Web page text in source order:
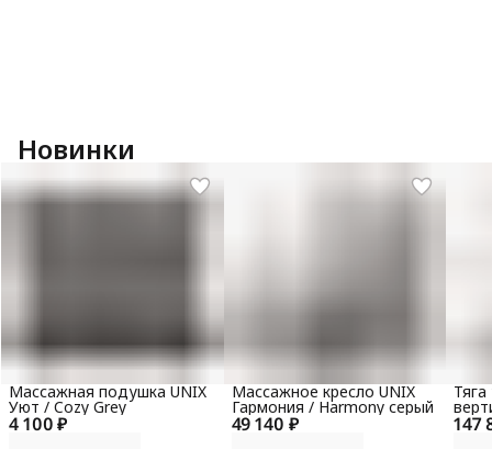
Новинки
4 100 ₽
Массажная подушка UNIX
Уют / Cozy Grey
49 140 ₽
Массажное кресло UNIX
Гармония / Harmony серый
147
100